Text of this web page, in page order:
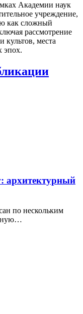
Академии наук
учреждение,
как сложный
рассмотрение
культов, места
эпох.
архитектурный
по нескольким